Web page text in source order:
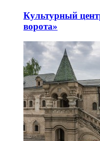
Культурный
ворота»